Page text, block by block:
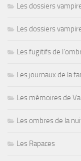
Les dossiers
Les dossiers
Les fugitifs de
Les journaux de la
Les mémoires de
Les ombres de la
Les Rapaces